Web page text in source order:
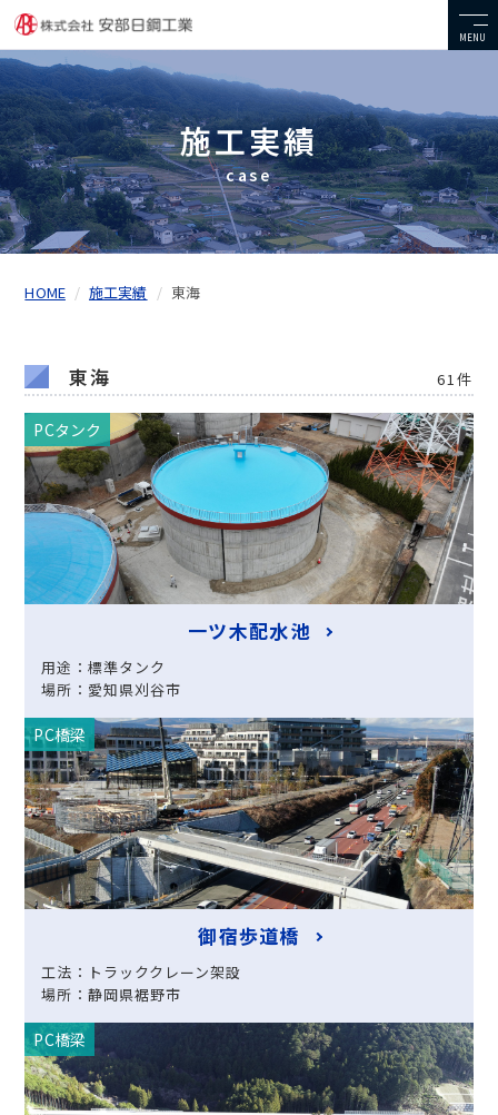
MENU
施工実績
case
HOME 施工実績 東海
東海 61件
PCタンク
一ツ木配水池
用途：標準タンク
場所：愛知県刈谷市
PC橋梁
御宿歩道橋
工法：トラッククレーン架設
場所：静岡県裾野市
PC橋梁